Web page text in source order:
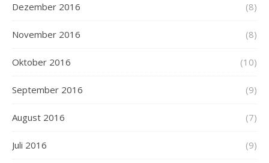
Dezember 2016 (8)
November 2016 (8)
Oktober 2016 (10)
September 2016 (9)
August 2016 (7)
Juli 2016 (9)